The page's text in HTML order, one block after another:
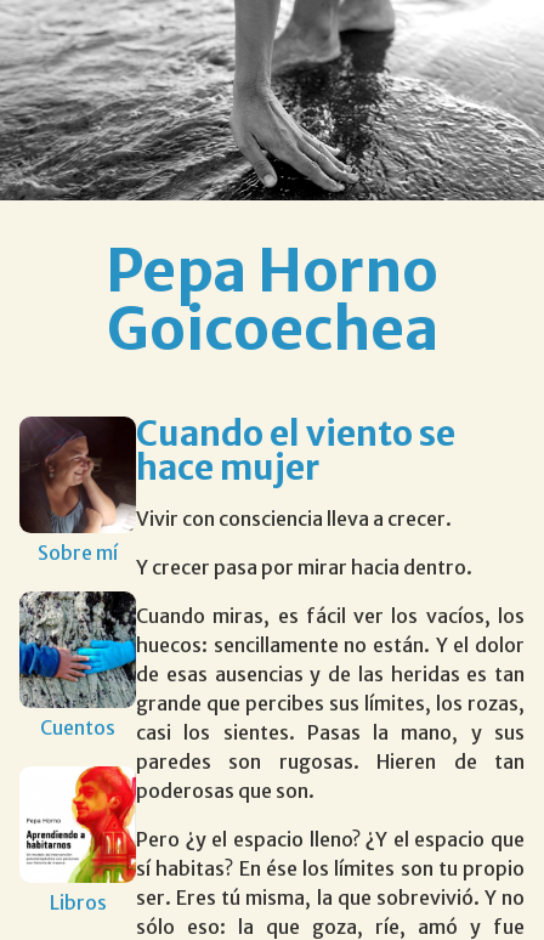
Pepa Horno
Goicoechea
Sobre mí
Cuentos
Libros
Cuando el viento se
hace mujer
Vivir con consciencia lleva a crecer.
Y crecer pasa por mirar hacia dentro.
Cuando miras, es fácil ver los vacíos, los
huecos: sencillamente no están. Y el dolor
de esas ausencias y de las heridas es tan
grande que percibes sus límites, los rozas,
casi los sientes. Pasas la mano, y sus
paredes son rugosas. Hieren de tan
poderosas que son.
Pero ¿y el espacio lleno? ¿Y el espacio que
sí habitas? En ése los límites son tu propio
ser. Eres tú misma, la que sobrevivió. Y no
sólo eso: la que goza, ríe, amó y fue